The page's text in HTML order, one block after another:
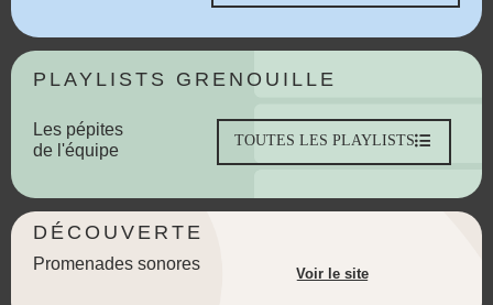
PLAYLISTS GRENOUILLE
Les pépites
de l'équipe
TOUTES LES PLAYLISTS
DÉCOUVERTE
Promenades sonores
Voir le site